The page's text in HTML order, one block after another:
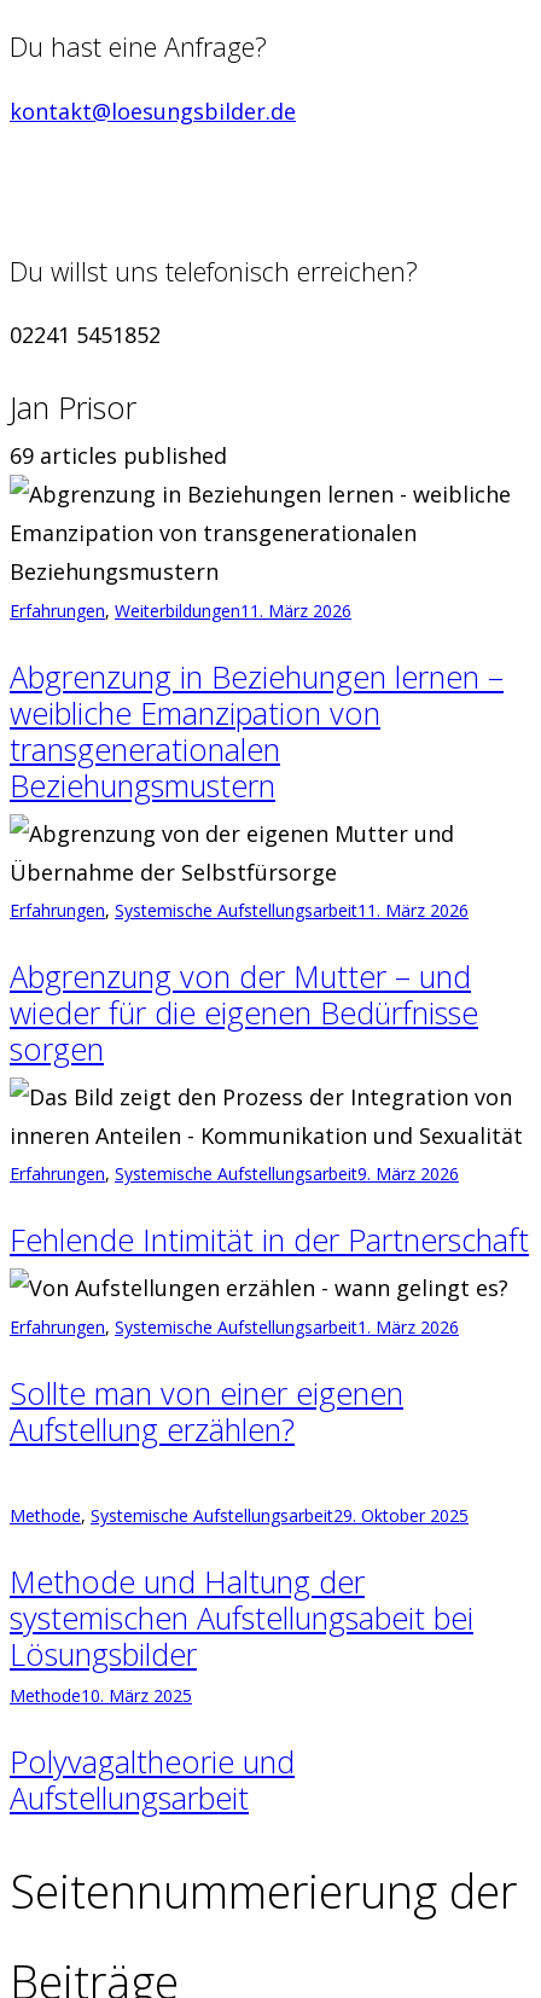
Du hast eine Anfrage?
kontakt@loesungsbilder.de
Du willst uns telefonisch erreichen?
02241 5451852‬
Jan Prisor
69 articles published
Erfahrungen, Weiterbildungen11. März 2026
Abgrenzung in Beziehungen lernen –
weibliche Emanzipation von
transgenerationalen
Beziehungsmustern
Erfahrungen, Systemische Aufstellungsarbeit11. März 2026
Abgrenzung von der Mutter – und
wieder für die eigenen Bedürfnisse
sorgen
Erfahrungen, Systemische Aufstellungsarbeit9. März 2026
Fehlende Intimität in der Partnerschaft
Erfahrungen, Systemische Aufstellungsarbeit1. März 2026
Sollte man von einer eigenen
Aufstellung erzählen?
Methode, Systemische Aufstellungsarbeit29. Oktober 2025
Methode und Haltung der
systemischen Aufstellungsabeit bei
Lösungsbilder
Methode10. März 2025
Polyvagaltheorie und
Aufstellungsarbeit
Seitennummerierung der
Beiträge